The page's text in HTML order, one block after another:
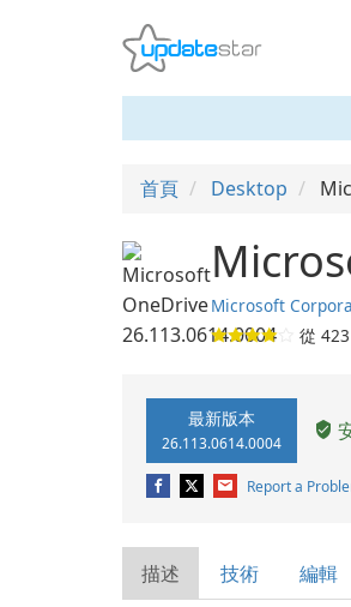
首頁 Desktop
Microsoft
從 423
最新版本
26.113.0614.0004
Report a
描述 技術 編輯